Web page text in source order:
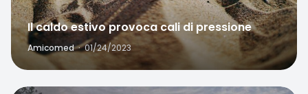
Il caldo estivo provoca cali di pressione
Amicomed · 01/24/2023